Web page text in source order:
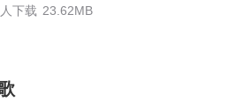
人下载 23.62MB